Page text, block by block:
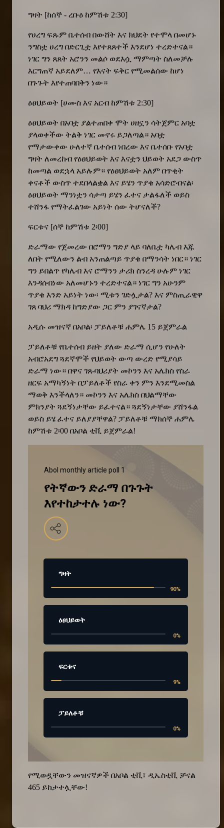
ግዛት [ከሰኞ - ረቡዕ ከምሽቱ 2:30]
የሀረግ ፍጹም ቤተሰብ በውሸት እና ክህደት የተሞላ በመሆኑ
ንግስቷ ሀረግ በድርጊቷ እየተጸጸተች እንደሆነ ተረድተናል።
ነገር ግን ጸጸት አሮንን መልሶ ወደእሷ ማምጣት ስለመቻሉ
እርግጠኛ አይደለም… የእናት ፍቅር የሚመልሰው ከሆነ
በጉጉት እየተጠባበቅን ነው።
ዕፀህይወት [ሀሙስ እና አርብ ከምሽቱ 2:30]
ዕፀህይወት በአባቷ ያልተጠበቀ ሞት ሀዘኗን ሳትጀምር አባቷ
ያላወቀችው ትልቅ ነገር መኖሩ ይጋለጣል። አባቷ
የማታውቀው ሁለተኛ ቤተሰብ ነበረው እና ቤተሰቡ የአባቷ
ግዛት ለመረከብ የዕፀህይወት እና እናቷን ህይወት አደጋ ውስጥ
ከመጣል ወደኋላ አይሉም። የዕፀህይወት አለም በጥቂት
ቀናቶች ውስጥ ተደበላልቋል እና ይሄን ጥያቄ አሳድሮብናል፡
ዕፀህይወት ማንነቷን ሳታጣ ይሄን ፈተና ታልፋለች ወይስ
ተሸንፋ የማትፈልገው አይነት ሰው ትሆናለች?
ፍርቱና [ሰኞ ከምሽቱ 2፡00]
ድራማው የጀመረው በሮማን ግድያ ላይ ባለቤቷ ካሌብ እጁ
ለበት የሚለውን ልብ አንጠልጣይ ጥያቄ በማንሳት ነበር። ነገር
ግን ይበልጥ የካሌብ እና ሮማንን ታሪክ ስንረዳ ሁሉም ነገር
እንዳሰብነው አለመሆኑን ተረድተናል። ነገር ግን አሁንም
ጥያቄ እንድ አይነት ነው፡ ሚቱን ገድሏታል? እና ምስጢራዊዋ
ገጸ ባህሪ ማክዳ ከግድያው ጋር ምን ያገናኛታል?
አዲሱ መዝናኛ በአቦል፡ ፓይለቶቹ ሐምሌ 15 ይጀምራል
ፓይለቶቹ የቤተሰብ ይዘት ያለው ድራማ ሲሆን የሁለት
አብሮአደግ ጓደኛሞች የህይወት ውጣ ውረድ የሚያሳይ
ድራማ ነው። በዋና ገጸ-ባህሪያት መኮንን እና አሌክስ የስራ
ዘርፍ አማካኝነት በፓይለቶች የስራ ቀን ምን እንደሚመስል
ማወቅ እንችላለን። መኮንን እና አሌክስ በህልማቸው
ምክንያት ጓደኝነታቸው ይፈተናል። ጓደኝነታቸው ያሸንፋል
ወይስ ይሄ ፈተና ይለያያቸዋል? ፓይለቶቹ ማክሰኞ ሐምሌ
ከምሽቱ 2፡00 በአቦል ቲቪ ይጀምራል!
Abol monthly article poll 1
የትኛውን ድራማ በጉጉት
እየተከታተሉ ነው?
ግዛት
90%
ዕፀህይወት
0%
ፍርቱና
9%
ፓይለቶቹ
0%
የሚወዷቸውን መዝናኛዎች በአቦል ቲቪ፣ ዲኤስቲቪ ቻናል
465 ይከታተሏቸው!